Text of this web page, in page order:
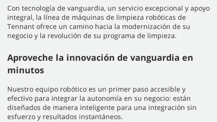
Con tecnología de vanguardia, un servicio excepcional y apoyo
integral, la línea de máquinas de limpieza robóticas de
Tennant ofrece un camino hacia la modernización de su
negocio y la revolución de su programa de limpieza.
Aproveche la innovación de vanguardia en
minutos
Nuestro equipo robótico es un primer paso accesible y
efectivo para integrar la autonomía en su negocio: están
diseñados de manera inteligente para una integración sin
esfuerzo y resultados instantáneos.